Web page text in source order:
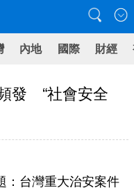
內地 國際 財經
發 “社會安全
台灣重大治安案件